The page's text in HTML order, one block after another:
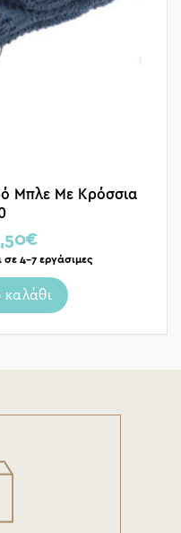
Μπλε Με Κρόσσια
€
σε 4-7 εργάσιμες